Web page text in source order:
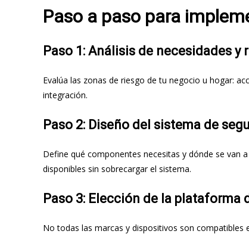
Paso a paso para
Paso 1: Análisis de necesidades y
Evalúa las zonas de riesgo de tu negocio u hogar:
integración.
Paso 2: Diseño del sistema de
Define qué componentes necesitas y dónde se van
disponibles sin sobrecargar el sistema.
Paso 3: Elección de la plataforma
No todas las marcas y dispositivos son compatibles